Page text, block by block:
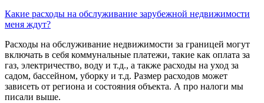
Какие расходы на обслуживание зарубежной недвижимости
меня ждут?
Расходы на обслуживание недвижимости за границей могут
включать в себя коммунальные платежи, такие как оплата за
газ, электричество, воду и т.д., а также расходы на уход за
садом, бассейном, уборку и т.д. Размер расходов может
зависеть от региона и состояния объекта. А про налоги мы
писали выше.